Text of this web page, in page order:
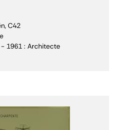
C42
1961 : Architecte